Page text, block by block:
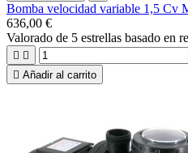
Bomba velocidad variable 1,5 Cv
636,00 €
Valorado de 5 estrellas basado en
 
 Añadir al carrito